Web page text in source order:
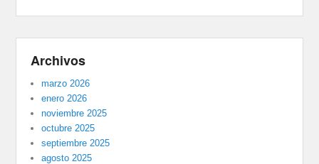
Archivos
marzo 2026
enero 2026
noviembre 2025
octubre 2025
septiembre 2025
agosto 2025